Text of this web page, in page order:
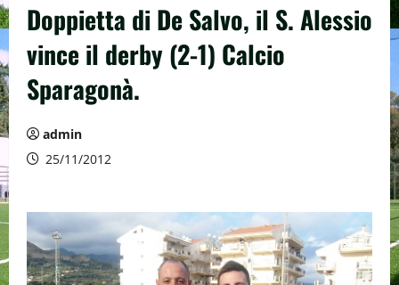
Doppietta di De Salvo, il S. Alessio
vince il derby (2-1) Calcio
Sparagonà.
admin
25/11/2012